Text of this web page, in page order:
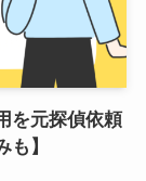
を元探偵依頼
】